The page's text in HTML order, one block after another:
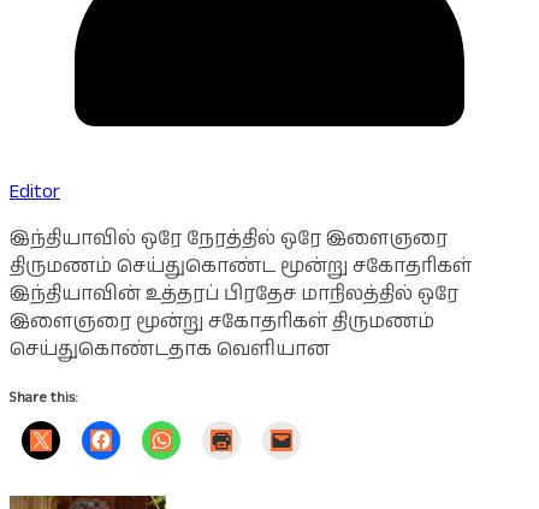
Editor
இந்தியாவில் ஒரே நேரத்தில் ஒரே இளைஞரை
திருமணம் செய்துகொண்ட மூன்று சகோதரிகள்
இந்தியாவின் உத்தரப் பிரதேச மாநிலத்தில் ஒரே
இளைஞரை மூன்று சகோதரிகள் திருமணம்
செய்துகொண்டதாக வெளியான
Share this: